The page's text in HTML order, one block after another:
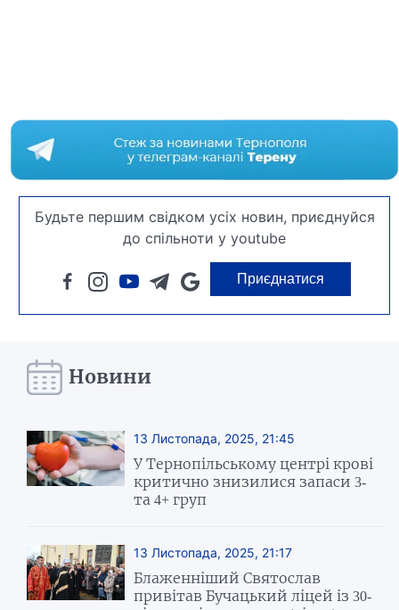
Будьте першим свідком усіх новин, приєднуйся
до спільноти у youtube
Приєднатися
Новини
13 Листопада, 2025, 21:45
У Тернопільському центрі крові
критично знизилися запаси 3-
та 4+ груп
13 Листопада, 2025, 21:17
Блаженніший Святослав
привітав Бучацький ліцей із 30-